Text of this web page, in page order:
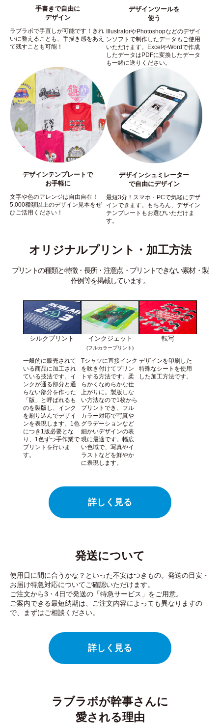
手書きで自由に
デザイン
ラブラボで手直しが可能です！きれ
いに整えることも、手描き感をあえ
て残すことも可能！
デザインツールを
使う
IllustratorやPhotoshopなどのデザイ
ンソフトで制作したデータもご使用
いただけます。ExcelやWordで作成
したデータはPDFに変換したデータ
も一緒に送りください。
デザインテンプレートで
お手軽に
文字や色のアレンジは自由自在！
5,000種類以上のデザイン見本をぜ
ひご活用ください！
デザインシュミレーター
で自由にデザイン
最短3分！スマホ・PCで気軽にデザ
インできます。もちろん、デザイン
テンプレートもお選びいただけま
す。
オリジナルプリント・加工方法
プリントの種類と特徴・長所・注意点・プリントできない素材・製
作例等を掲載しています。
シルクプリント
一般的に販売されて
いる商品に加工され
ている技法です。イ
ンクが通る部分と通
らない部分を作った
「版」と呼ばれるも
のを製版し、インク
を刷り込んでデザイ
ンを表現します。1色
につき1版必要とな
り、1色ずつ手作業で
プリントを行いま
す。
インクジェット
(フルカラープリント)
Tシャツに直接インク
を吹き付けてプリン
トする方法です。柔
らかくなめらかな仕
上がりに。製版しな
い方法なので1枚から
プリントでき、フル
カラー対応で写真や
グラデーションなど
細かいデザインの表
現に最適です。幅広
い色域で、写真やイ
ラストなどを鮮やか
に表現します。
転写
デザインを印刷した
特殊なシートを使用
した加工方法です。
詳しく見る
発送について
使用日に間に合うかな？といった不安はつきもの。発送の目安・
お届け特急対応についてご確認いただけます。
ご注文から3・4日で発送の「特急サービス」をご用意。
ご案内できる最短納期は、ご注文内容によっても異なりますの
で、まずはご相談ください。
詳しく見る
ラブラボが幹事さんに
愛される理由